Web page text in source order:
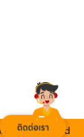
Designed and